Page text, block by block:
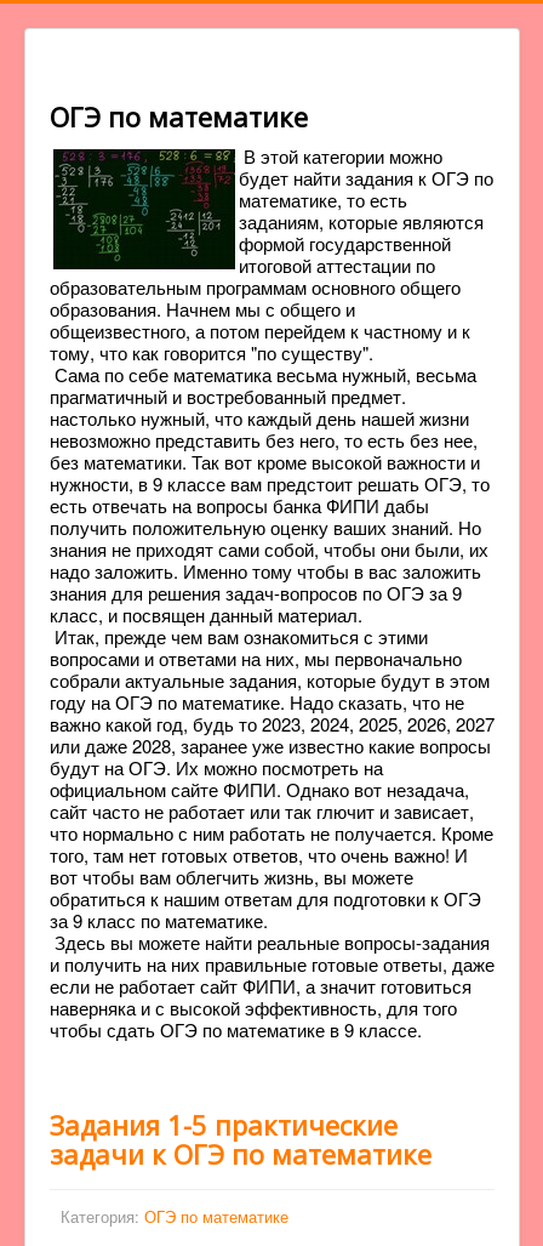
ОГЭ по математике
В этой категории можно
будет найти задания к ОГЭ по
математике, то есть
заданиям, которые являются
формой государственной
итоговой аттестации по
образовательным программам основного общего
образования. Начнем мы с общего и
общеизвестного, а потом перейдем к частному и к
тому, что как говорится "по существу".
Сама по себе математика весьма нужный, весьма
прагматичный и востребованный предмет.
настолько нужный, что каждый день нашей жизни
невозможно представить без него, то есть без нее,
без математики. Так вот кроме высокой важности и
нужности, в 9 классе вам предстоит решать ОГЭ, то
есть отвечать на вопросы банка ФИПИ дабы
получить положительную оценку ваших знаний. Но
знания не приходят сами собой, чтобы они были, их
надо заложить. Именно тому чтобы в вас заложить
знания для решения задач-вопросов по ОГЭ за 9
класс, и посвящен данный материал.
Итак, прежде чем вам ознакомиться с этими
вопросами и ответами на них, мы первоначально
собрали актуальные задания, которые будут в этом
году на ОГЭ по математике. Надо сказать, что не
важно какой год, будь то 2023, 2024, 2025, 2026, 2027
или даже 2028, заранее уже известно какие вопросы
будут на ОГЭ. Их можно посмотреть на
официальном сайте ФИПИ. Однако вот незадача,
сайт часто не работает или так глючит и зависает,
что нормально с ним работать не получается. Кроме
того, там нет готовых ответов, что очень важно! И
вот чтобы вам облегчить жизнь, вы можете
обратиться к нашим ответам для подготовки к ОГЭ
за 9 класс по математике.
Здесь вы можете найти реальные вопросы-задания
и получить на них правильные готовые ответы, даже
если не работает сайт ФИПИ, а значит готовиться
наверняка и с высокой эффективность, для того
чтобы сдать ОГЭ по математике в 9 классе.
Задания 1-5 практические
задачи к ОГЭ по математике
Категория: ОГЭ по математике